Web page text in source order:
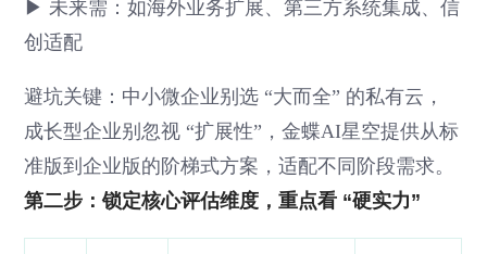
▶ 未来需：如海外业务扩展、第三方系统集成、信
创适配
避坑关键：中小微企业别选 “大而全” 的私有云，
成长型企业别忽视 “扩展性”，金蝶AI星空提供从标
准版到企业版的阶梯式方案，适配不同阶段需求。
第二步：锁定核心评估维度，重点看 “硬实力”